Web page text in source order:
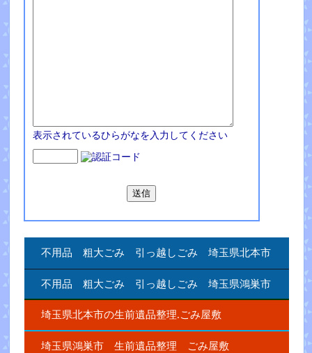
表示されているひらがなを入力してください
不用品 粗大ごみ 引っ越しごみ 埼玉県北本市
不用品 粗大ごみ 引っ越しごみ 埼玉県鴻巣市
埼玉県北本市の生前遺品整理.ごみ屋敷
埼玉県鴻巣市 生前遺品整理 ごみ屋敷